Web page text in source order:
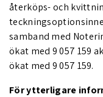
återköps- och
samband med
ökat med 9 057 159
ökat med 9 057 159.
För ytterligare